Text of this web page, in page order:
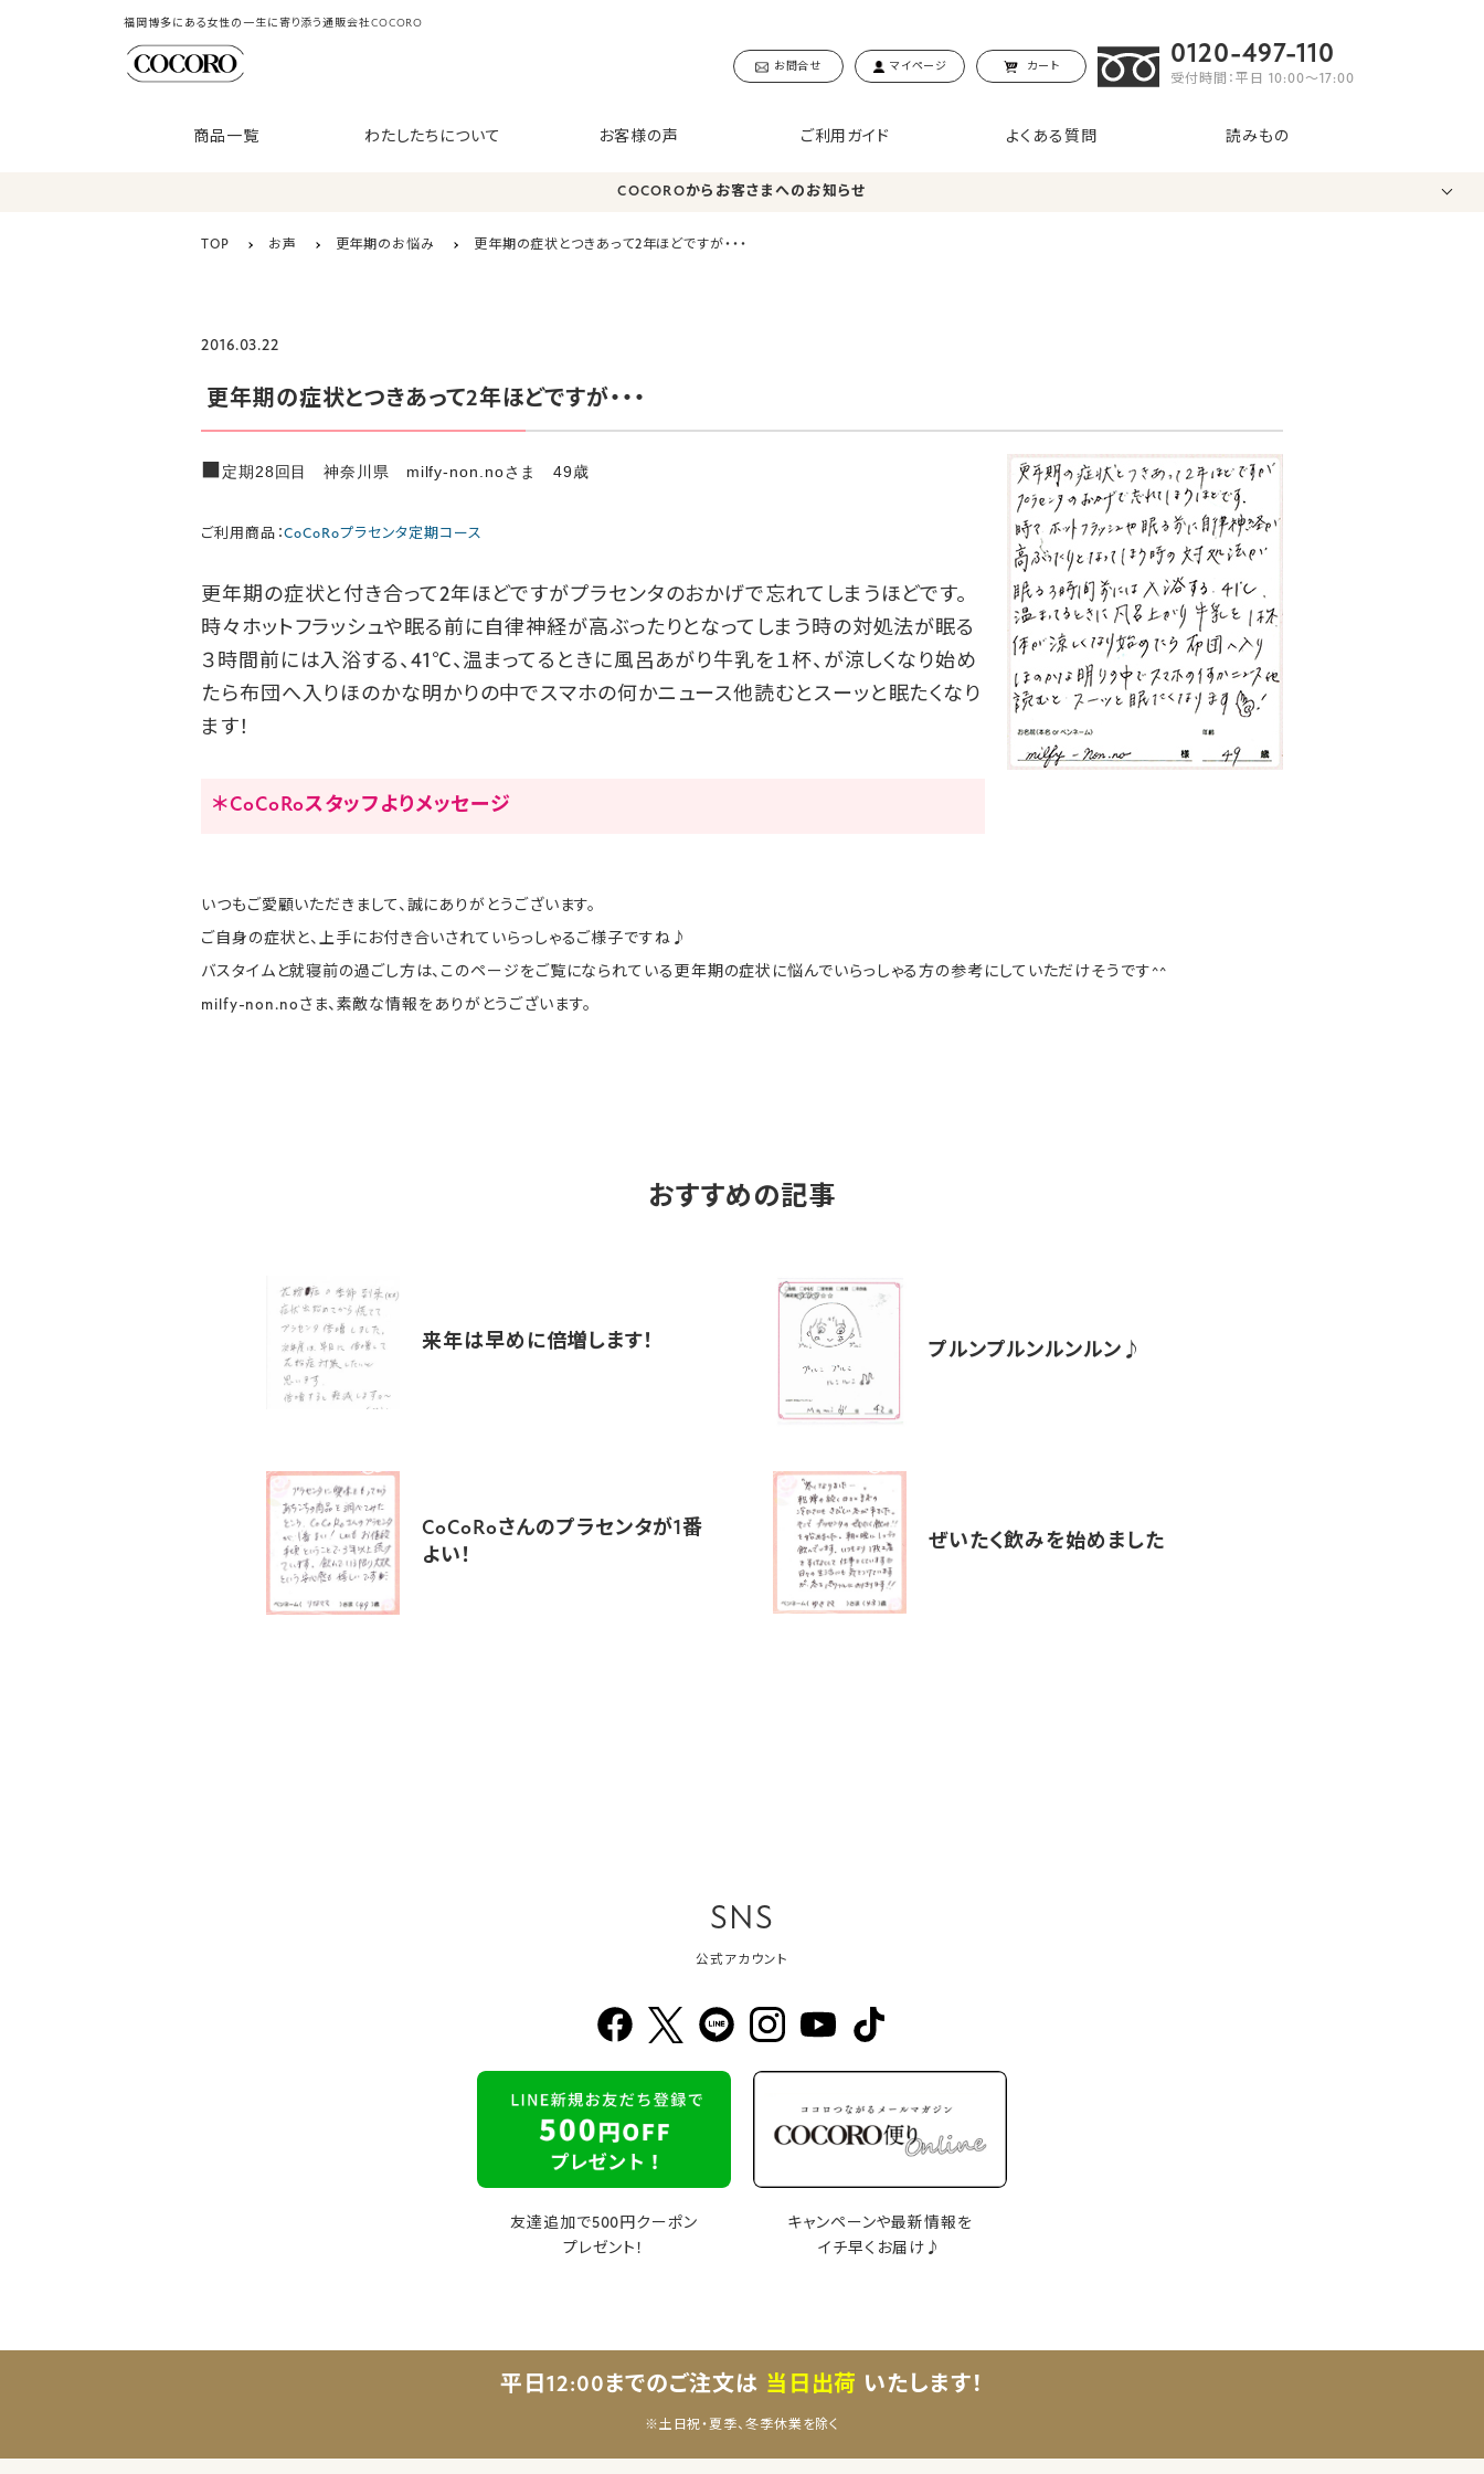
福岡博多にある女性の一生に寄り添う通販会社COCORO
お問合せ マイページ カート 0120-497-110
受付時間：平日 10:00〜17:00
商品一覧 わたしたちについて お客様の声 ご利用ガイド よくある質問 読みもの
COCOROからお客さまへのお知らせ
TOP お声 更年期のお悩み 更年期の症状とつきあって2年ほどですが・・・
2016.03.22
更年期の症状とつきあって2年ほどですが・・・
■定期28回目 神奈川県 milfy-non.noさま 49歳
ご利用商品：CoCoRoプラセンタ定期コース
更年期の症状と付き合って2年ほどですがプラセンタのおかげで忘れてしまうほどです。
時々ホットフラッシュや眠る前に自律神経が高ぶったりとなってしまう時の対処法が眠る
３時間前には入浴する、41℃、温まってるときに風呂あがり牛乳を１杯、が涼しくなり始め
たら布団へ入りほのかな明かりの中でスマホの何かニュース他読むとスーッと眠たくなり
ます！
＊CoCoRoスタッフよりメッセージ
いつもご愛顧いただきまして、誠にありがとうございます。
ご自身の症状と、上手にお付き合いされていらっしゃるご様子ですね♪
バスタイムと就寝前の過ごし方は、このページをご覧になられている更年期の症状に悩んでいらっしゃる方の参考にしていただけそうです^^
milfy-non.noさま、素敵な情報をありがとうございます。
おすすめの記事
来年は早めに倍増します！ プルンプルンルンルン♪
CoCoRoさんのプラセンタが1番
よい！
ぜいたく飲みを始めました
SNS
公式アカウント
友達追加で500円クーポン
プレゼント！
キャンペーンや最新情報を
イチ早くお届け♪
平日12:00までのご注文は 当日出荷 いたします！
※土日祝・夏季、冬季休業を除く